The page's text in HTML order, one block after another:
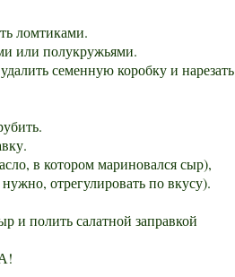
ломтиками.
или полукружьями.
семенную коробку и нарезать
в котором мариновался сыр),
отрегулировать по вкусу).
и полить салатной заправкой